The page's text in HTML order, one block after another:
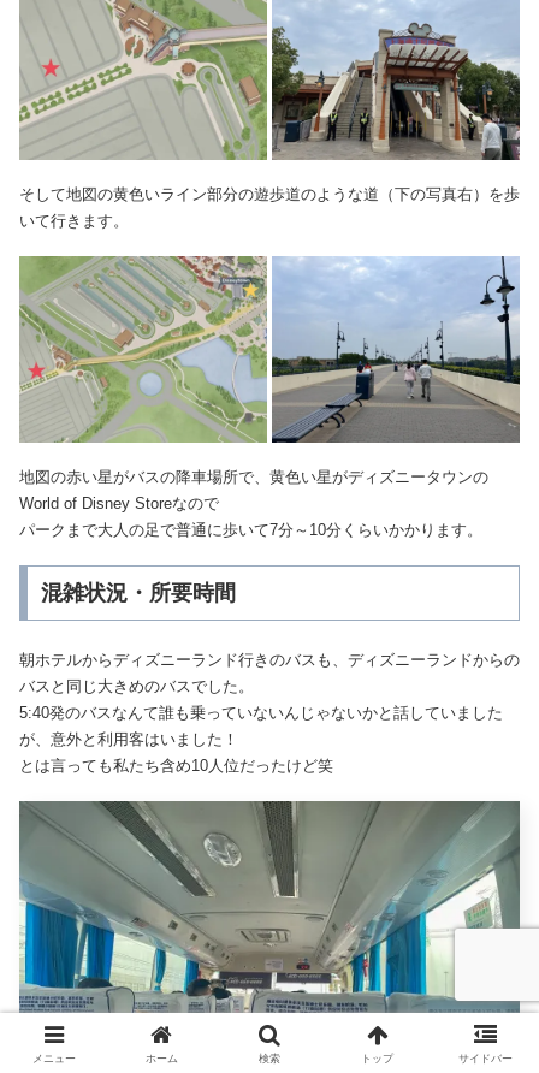
そして地図の黄色いライン部分の遊歩道のような道（下の写真右）を歩
いて行きます。
地図の赤い星がバスの降車場所で、黄色い星がディズニータウンの
World of Disney Storeなので
パークまで大人の足で普通に歩いて7分～10分くらいかかります。
混雑状況・所要時間
朝ホテルからディズニーランド行きのバスも、ディズニーランドからの
バスと同じ大きめのバスでした。
5:40発のバスなんて誰も乗っていないんじゃないかと話していました
が、意外と利用客はいました！
とは言っても私たち含め10人位だったけど笑
メニュー ホーム 検索 トップ サイドバー